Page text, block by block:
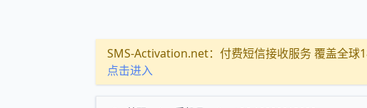
SMS-Activation.net：付费短信接收服务 覆盖全
点击进入